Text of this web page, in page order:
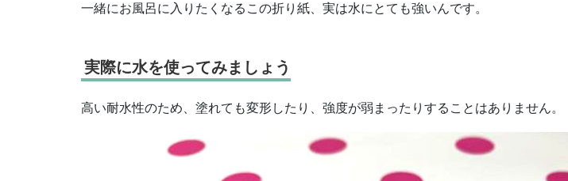
一緒にお風呂に入りたくなるこの折り紙、実は水にとても強いんです。
実際に水を使ってみましょう
高い耐水性のため、塗れても変形したり、強度が弱まったりすることはありません。